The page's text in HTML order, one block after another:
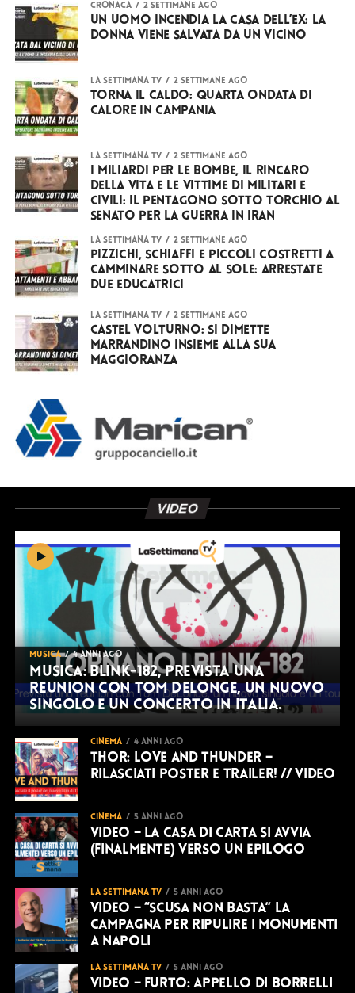
CRONACA 2 settimane ago
Un uomo incendia la casa dell’ex: la
donna viene salvata da un vicino
LA SETTIMANA TV 2 settimane ago
Torna il caldo: quarta ondata di
calore in Campania
LA SETTIMANA TV 2 settimane ago
I miliardi per le bombe, il rincaro
della vita e le vittime di militari e
civili: il Pentagono sotto torchio al
Senato per la guerra in Iran
LA SETTIMANA TV 2 settimane ago
Pizzichi, schiaffi e piccoli costretti a
camminare sotto al sole: arrestate
due educatrici
LA SETTIMANA TV 2 settimane ago
Castel Volturno: si dimette
Marrandino insieme alla sua
maggioranza
VIDEO
MUSICA 4 anni ago
Musica: Blink-182, prevista una
reunion con Tom DeLonge, un nuovo
singolo e un concerto in Italia.
CINEMA 4 anni ago
Thor: love and thunder –
rilasciati poster e trailer! // VIDEO
CINEMA 5 anni ago
VIDEO – La Casa di Carta si avvia
(finalmente) verso un epilogo
LA SETTIMANA TV 5 anni ago
VIDEO – “Scusa non basta” la
campagna per ripulire i monumenti
a Napoli
LA SETTIMANA TV 5 anni ago
VIDEO – Furto: Appello di Borrelli